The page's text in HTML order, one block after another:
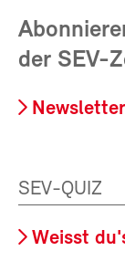
der SEV-
SEV-QUIZ
Weisst